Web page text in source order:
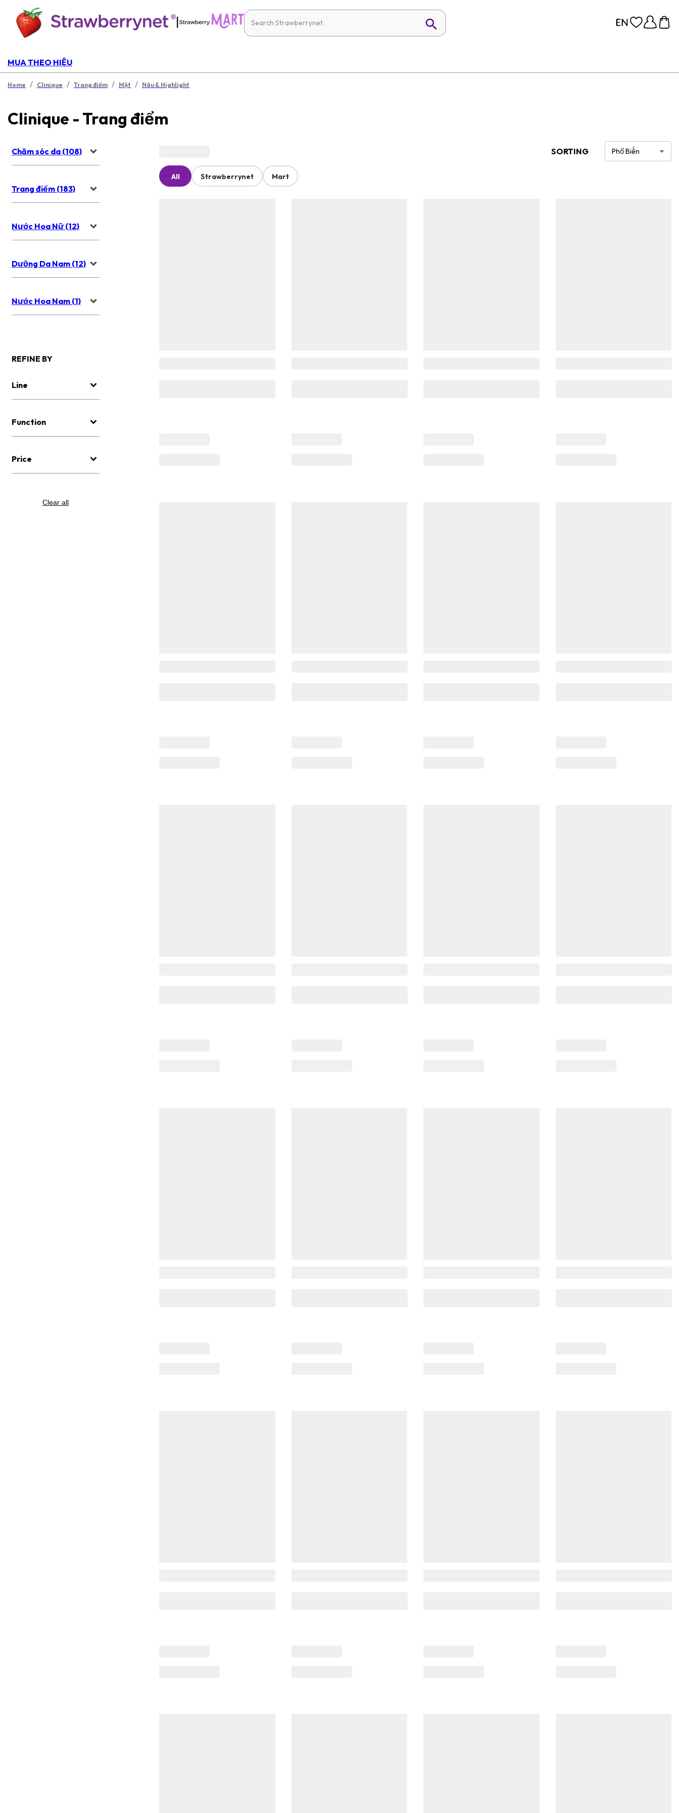
|
MUA THEO HIỆU
Home / Clinique / Trang điểm / Mặt / Nâu & Highlight
Clinique - Trang điểm
Chăm sóc da (108)
Trang điểm (183)
Nước Hoa Nữ (12)
Dưỡng Da Nam (12)
Nước Hoa Nam (1)
REFINE BY
Line
Function
Price
Clear all
SORTING Phổ Biến
All Strawberrynet Mart